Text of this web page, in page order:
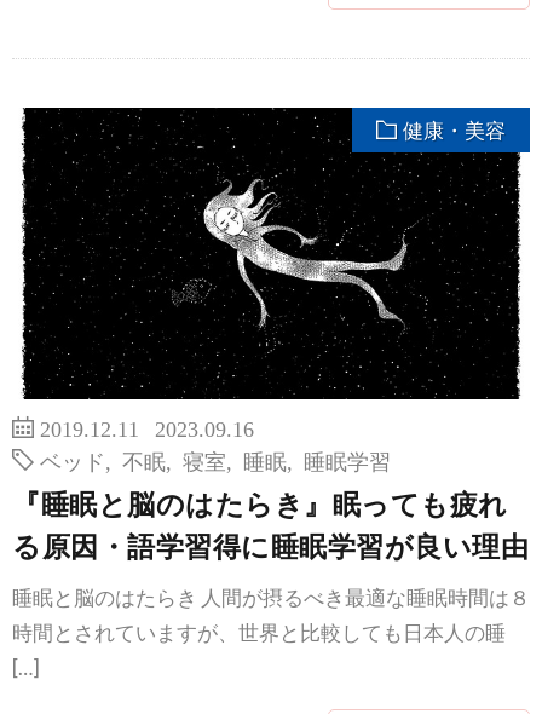
健康・美容
2019.12.11
2023.09.16
ベッド
不眠 寝室 睡眠 睡眠学習
『睡眠と脳のはたらき』眠っても疲れ
る原因・語学習得に睡眠学習が良い理由
睡眠と脳のはたらき 人間が摂るべき最適な睡眠時間は８
時間とされていますが、世界と比較しても日本人の睡
[…]